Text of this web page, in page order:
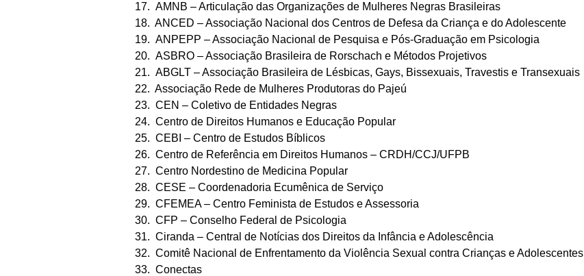
17. AMNB – Articulação das Organizações de Mulheres Negras Brasileiras
18. ANCED – Associação Nacional dos Centros de Defesa da Criança e do Adolescente
19. ANPEPP – Associação Nacional de Pesquisa e Pós-Graduação em Psicologia
20. ASBRO – Associação Brasileira de Rorschach e Métodos Projetivos
21. ABGLT – Associação Brasileira de Lésbicas, Gays, Bissexuais, Travestis e Transexuais
22. Associação Rede de Mulheres Produtoras do Pajeú
23. CEN – Coletivo de Entidades Negras
24. Centro de Direitos Humanos e Educação Popular
25. CEBI – Centro de Estudos Bíblicos
26. Centro de Referência em Direitos Humanos – CRDH/CCJ/UFPB
27. Centro Nordestino de Medicina Popular
28. CESE – Coordenadoria Ecumênica de Serviço
29. CFEMEA – Centro Feminista de Estudos e Assessoria
30. CFP – Conselho Federal de Psicologia
31. Ciranda – Central de Notícias dos Direitos da Infância e Adolescência
32. Comitê Nacional de Enfrentamento da Violência Sexual contra Crianças e Adolescentes
33. Conectas